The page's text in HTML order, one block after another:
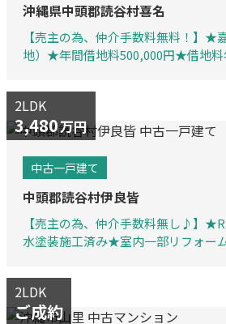
沖縄県中頭郡読谷村喜名
【売主の為、仲介手数料無料！】★
地）★年間借地料500,000円★借地
2LDK
3,480万円
中古一戸建て
中頭郡読谷村伊良皆
【売主の為、仲介手数料無し♪】
水塗装施工済み★室内一部リフォー
（平屋建て）★駐車場3台★角地★2
2LDK
ご成約